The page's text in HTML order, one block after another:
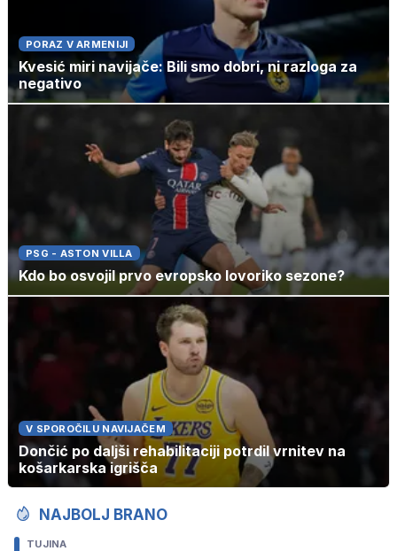
PORAZ V ARMENIJI
Kvesić miri navijače: Bili smo dobri, ni razloga za
negativo
PSG - ASTON VILLA
Kdo bo osvojil prvo evropsko lovoriko sezone?
V SPOROČILU NAVIJAČEM
Dončić po daljši rehabilitaciji potrdil vrnitev na
košarkarska igrišča
NAJBOLJ BRANO
TUJINA